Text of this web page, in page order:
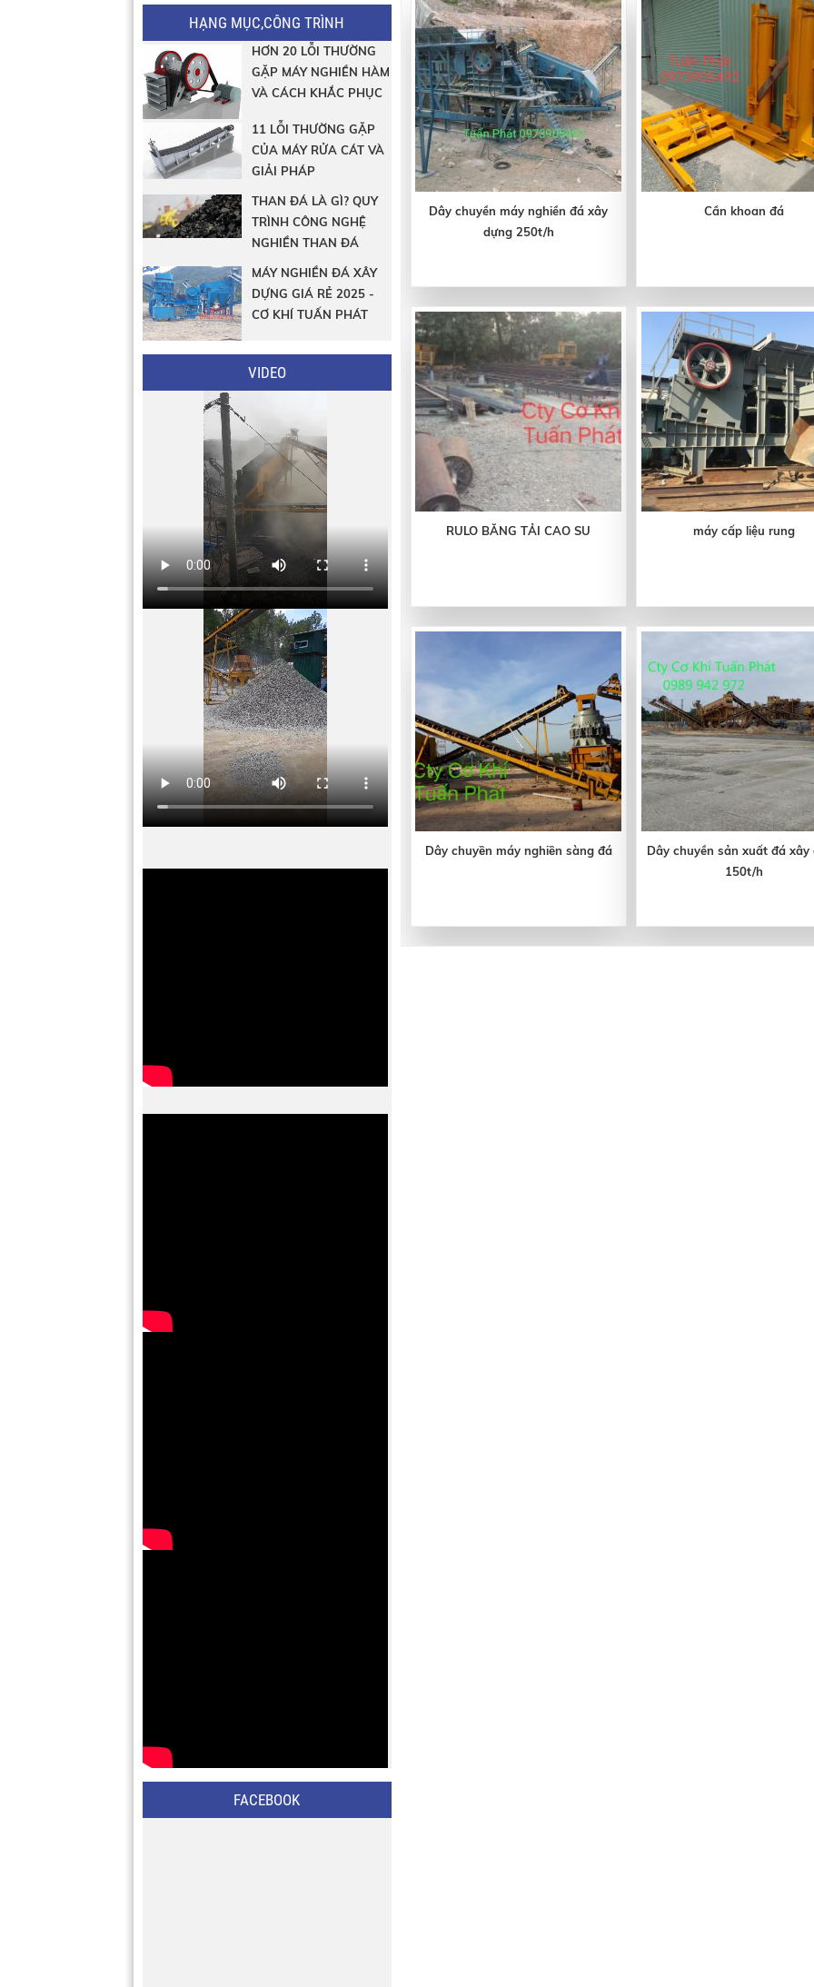
HẠNG MỤC,CÔNG TRÌNH
HƠN 20 LỖI THƯỜNG
GẶP MÁY NGHIỀN HÀM
VÀ CÁCH KHẮC PHỤC
11 LỖI THƯỜNG GẶP
CỦA MÁY RỬA CÁT VÀ
GIẢI PHÁP
THAN ĐÁ LÀ GÌ? QUY
TRÌNH CÔNG NGHỆ
NGHIỀN THAN ĐÁ
MÁY NGHIỀN ĐÁ XÂY
DỰNG GIÁ RẺ 2025 -
CƠ KHÍ TUẤN PHÁT
VIDEO
FACEBOOK
Dây chuyền máy nghiền đá xây
dựng 250t/h
Cần khoan đá
RULO BĂNG TẢI CAO SU máy cấp liệu rung
Dây chuyền máy nghiền sàng đá
Dây chuyền sản xuất đá xây
150t/h